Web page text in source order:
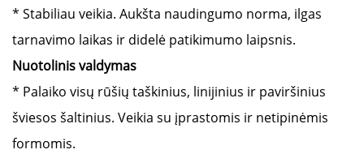
* Stabiliau veikia. Aukšta naudingumo norma, ilgas
tarnavimo laikas ir didelė patikimumo laipsnis.
Nuotolinis valdymas
* Palaiko visų rūšių taškinius, linijinius ir paviršinius
šviesos šaltinius. Veikia su įprastomis ir netipinėmis
formomis.